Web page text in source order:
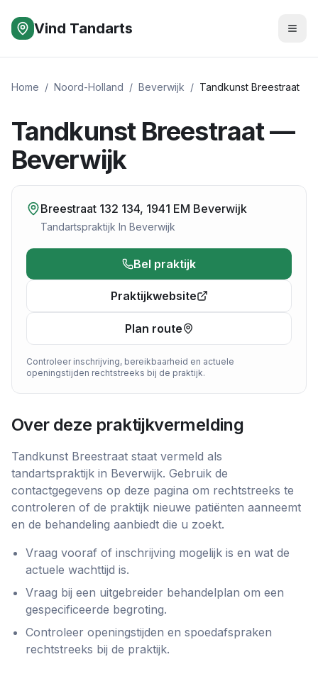
Vind Tandarts
Home / Noord-Holland / Beverwijk / Tandkunst Breestraat
Tandkunst Breestraat —
Beverwijk
Breestraat 132 134, 1941 EM Beverwijk
Tandartspraktijk In Beverwijk
Bel praktijk
Praktijkwebsite
Plan route
Controleer inschrijving, bereikbaarheid en actuele
openingstijden rechtstreeks bij de praktijk.
Over deze praktijkvermelding
Tandkunst Breestraat staat vermeld als
tandartspraktijk in Beverwijk. Gebruik de
contactgegevens op deze pagina om rechtstreeks te
controleren of de praktijk nieuwe patiënten aanneemt
en de behandeling aanbiedt die u zoekt.
Vraag vooraf of inschrijving mogelijk is en wat de
actuele wachttijd is.
Vraag bij een uitgebreider behandelplan om een
gespecificeerde begroting.
Controleer openingstijden en spoedafspraken
rechtstreeks bij de praktijk.